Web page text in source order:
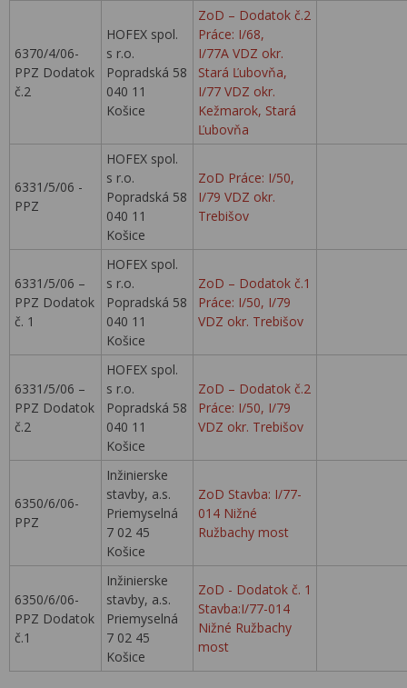
6370/4/06-
PPZ Dodatok
č.2
HOFEX spol.
s r.o.
Popradská 58
040 11
Košice
ZoD – Dodatok č.2
Práce: I/68,
I/77A VDZ okr.
Stará Ľubovňa,
I/77 VDZ okr.
Kežmarok, Stará
Ľubovňa
6331/5/06 -
PPZ
HOFEX spol.
s r.o.
Popradská 58
040 11
Košice
ZoD Práce: I/50,
I/79 VDZ okr.
Trebišov
6331/5/06 –
PPZ Dodatok
č. 1
HOFEX spol.
s r.o.
Popradská 58
040 11
Košice
ZoD – Dodatok č.1
Práce: I/50, I/79
VDZ okr. Trebišov
6331/5/06 –
PPZ Dodatok
č.2
HOFEX spol.
s r.o.
Popradská 58
040 11
Košice
ZoD – Dodatok č.2
Práce: I/50, I/79
VDZ okr. Trebišov
6350/6/06-
PPZ
Inžinierske
stavby, a.s.
Priemyselná
7 02 45
Košice
ZoD Stavba: I/77-
014 Nižné
Ružbachy most
6350/6/06-
PPZ Dodatok
č.1
Inžinierske
stavby, a.s.
Priemyselná
7 02 45
Košice
ZoD - Dodatok č. 1
Stavba:I/77-014
Nižné Ružbachy
most